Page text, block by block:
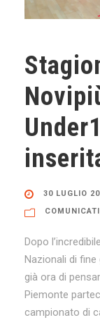
30 LUGLIO
COMUNICATI
Dopo
Nazionali di
già ora di
Piemonte
campionato di